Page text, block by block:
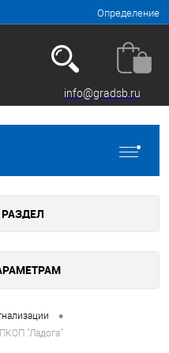
Определение
info@gradsb.ru
•
"Ладога"